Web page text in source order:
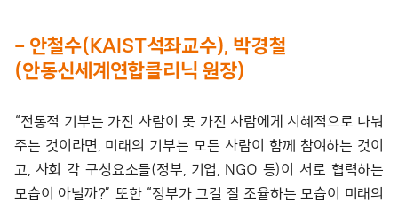
– 안철수(KAIST석좌교수), 박경철
(안동신세계연합클리닉 원장)
“전통적 기부는 가진 사람이 못 가진 사람에게 시혜적으로 나눠
주는 것이라면, 미래의 기부는 모든 사람이 함께 참여하는 것이
고, 사회 각 구성요소들(정부, 기업, NGO 등)이 서로 협력하는
모습이 아닐까?” 또한 “정부가 그걸 잘 조율하는 모습이 미래의